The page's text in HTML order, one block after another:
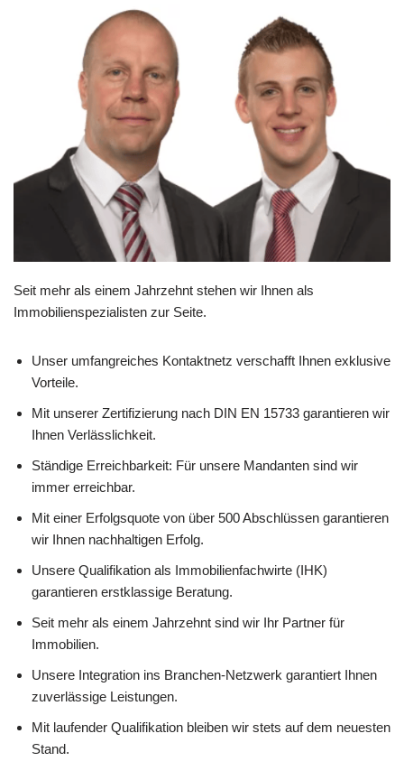
Seit mehr als einem Jahrzehnt stehen wir Ihnen als
Immobilienspezialisten zur Seite.
Unser umfangreiches Kontaktnetz verschafft Ihnen exklusive
Vorteile.
Mit unserer Zertifizierung nach DIN EN 15733 garantieren wir
Ihnen Verlässlichkeit.
Ständige Erreichbarkeit: Für unsere Mandanten sind wir
immer erreichbar.
Mit einer Erfolgsquote von über 500 Abschlüssen garantieren
wir Ihnen nachhaltigen Erfolg.
Unsere Qualifikation als Immobilienfachwirte (IHK)
garantieren erstklassige Beratung.
Seit mehr als einem Jahrzehnt sind wir Ihr Partner für
Immobilien.
Unsere Integration ins Branchen-Netzwerk garantiert Ihnen
zuverlässige Leistungen.
Mit laufender Qualifikation bleiben wir stets auf dem neuesten
Stand.